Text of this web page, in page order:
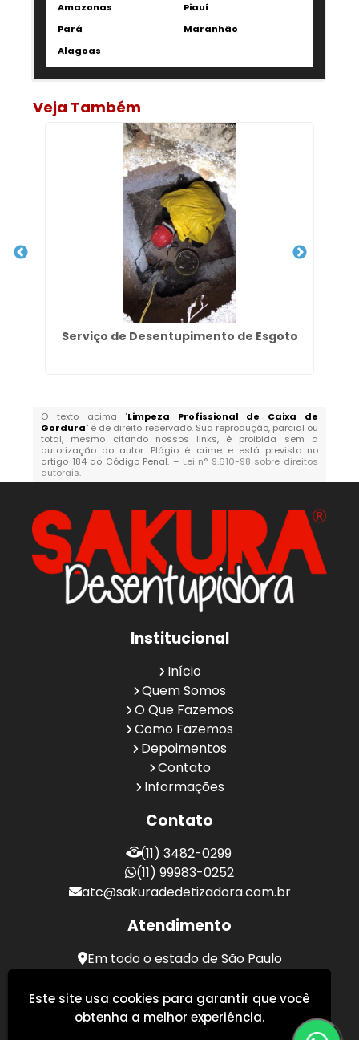
Amazonas
Piauí
Pará
Maranhão
Alagoas
Veja Também
Serviço de Desentupimento de Esgoto
O texto acima "Limpeza Profissional de Caixa de
Gordura" é de direito reservado. Sua reprodução, parcial ou
total, mesmo citando nossos links, é proibida sem a
autorização do autor. Plágio é crime e está previsto no
artigo 184 do Código Penal. – Lei n° 9.610-98 sobre direitos
autorais.
Institucional
Início
Quem Somos
O Que Fazemos
Como Fazemos
Depoimentos
Contato
Informações
Contato
(11) 3482-0299
(11) 99983-0252
atc@sakuradedetizadora.com.br
Atendimento
Em todo o estado de São Paulo
Este site usa cookies para garantir que você
obtenha a melhor experiência.